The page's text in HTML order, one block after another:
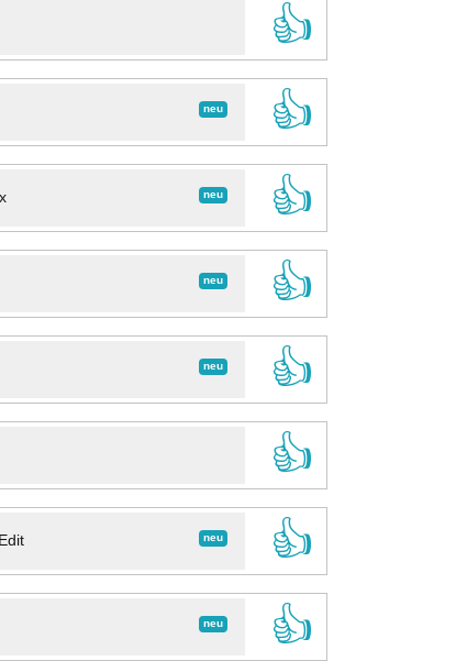
👍
neu
👍
neu
👍
neu
👍
neu
👍
👍
neu
👍
neu
👍